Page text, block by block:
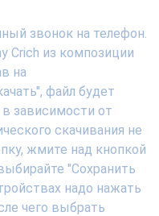
звонок на телефон.
Crich из композиции
на
файл будет
зависимости от
скачивания не
жмите над кнопкой
"Сохранить
надо нажать
чего выбрать